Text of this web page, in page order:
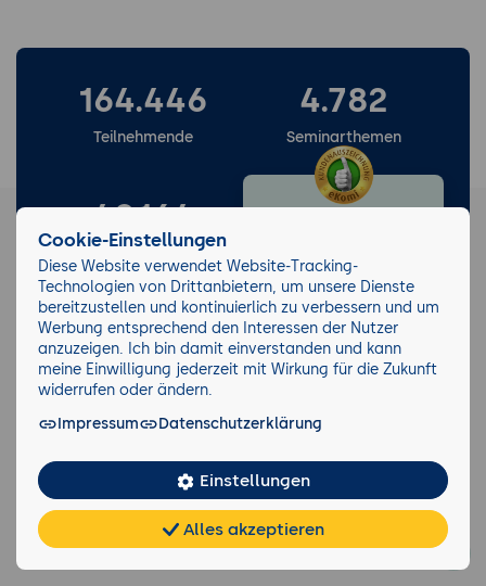
164.446
Teilnehmende
4.782
Seminarthemen
40.164
Seminare
eKomi Bewertungen
Seminarzentrum
Am Grauen Stein
51105 Köln-
Keinen Trend verpassen!
aktuelle Entwicklungen und
Trends in der IT-Branche und
die dazu passenden Seminare.
Jetzt anmelden
Teilen FAQ Cookies
Cookie-Einstellungen
Diese Website verwendet Website-Tracking-
Technologien von Drittanbietern, um unsere Dienste
bereitzustellen und kontinuierlich zu verbessern und um
Werbung entsprechend den Interessen der Nutzer
anzuzeigen. Ich bin damit einverstanden und kann
meine Einwilligung jederzeit mit Wirkung für die Zukunft
widerrufen oder ändern.
Impressum
Datenschutzerklärung
Einstellungen
Alles akzeptieren